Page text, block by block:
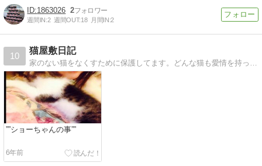
1863026 2
週間IN:2 週間OUT:18 月間IN:2
10
猫屋敷日記
家のない猫をなくすために保護してます。どんな猫も愛情を持って接すると心を開いてくれます。
””ショーちゃんの事””
6年前